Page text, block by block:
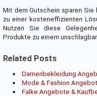
Mit dem Gutschein sparen Sie
zu einer kosteneffizienten
Nutzen Sie diese
Produkte zu einem
Related Posts
Damenbekleidung
Mode & Fashion
Falke Angebote &